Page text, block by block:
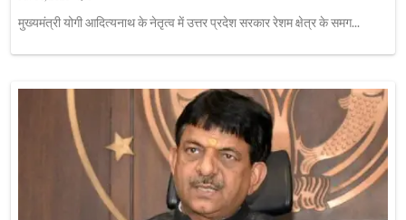
मुख्यमंत्री योगी आदित्यनाथ के नेतृत्व में उत्तर प्रदेश सरकार रेशम क्षेत्र के समग...